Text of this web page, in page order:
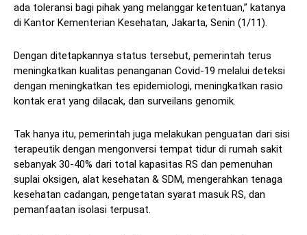
ada toleransi bagi pihak yang melanggar ketentuan,” katanya
di Kantor Kementerian Kesehatan, Jakarta, Senin (1/11).
Dengan ditetapkannya status tersebut, pemerintah terus
meningkatkan kualitas penanganan Covid-19 melalui deteksi
dengan meningkatkan tes epidemiologi, meningkatkan rasio
kontak erat yang dilacak, dan surveilans genomik.
Tak hanya itu, pemerintah juga melakukan penguatan dari sisi
terapeutik dengan mengonversi tempat tidur di rumah sakit
sebanyak 30-40% dari total kapasitas RS dan pemenuhan
suplai oksigen, alat kesehatan & SDM, mengerahkan tenaga
kesehatan cadangan, pengetatan syarat masuk RS, dan
pemanfaatan isolasi terpusat.